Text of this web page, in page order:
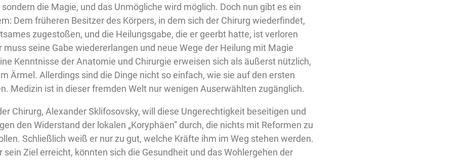
die Magie, und das Unmögliche wird möglich. Doch nun gibt es ein
Dem früheren Besitzer des Körpers, in dem sich der Chirurg wiederfindet,
zugestoßen, und die Heilungsgabe, die er geerbt hatte, ist verloren
muss seine Gabe wiedererlangen und neue Wege der Heilung mit Magie
Kenntnisse der Anatomie und Chirurgie erweisen sich als äußerst nützlich,
Ärmel. Allerdings sind die Dinge nicht so einfach, wie sie auf den ersten
Medizin ist in dieser fremden Welt nur wenigen Auserwählten zugänglich.
Chirurg, Alexander Sklifosovsky, will diese Ungerechtigkeit beseitigen und
den Widerstand der lokalen „Koryphäen” durch, die nichts mit Reformen zu
Schließlich weiß er nur zu gut, welche Kräfte ihm im Weg stehen werden.
sein Ziel erreicht, könnten sich die Gesundheit und das Wohlergehen der